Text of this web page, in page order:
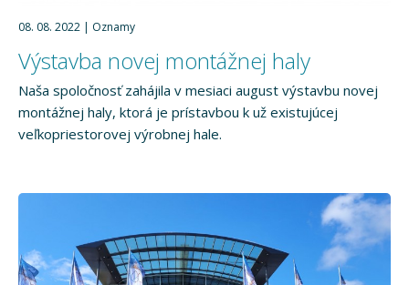
08. 08. 2022 Oznamy
Výstavba novej montážnej haly
Naša spoločnosť zahájila v mesiaci august výstavbu novej
montážnej haly, ktorá je prístavbou k už existujúcej
veľkopriestorovej výrobnej hale.